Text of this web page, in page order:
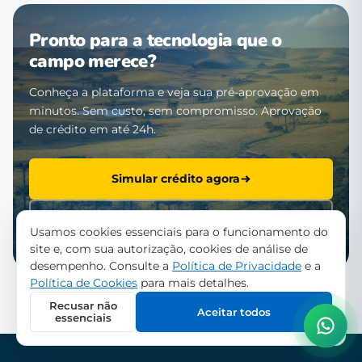
Pronto para a tecnologia que o
campo merece?
Conheça a plataforma e veja sua pré-aprovação em
minutos. Sem custo, sem compromisso. Aprovação
de crédito em até 24h.
Simular crédito agora
Usamos cookies essenciais para o funcionamento do
site e, com sua autorização, cookies de análise de
desempenho. Consulte a Política de Privacidade e a
Política de Cookies para mais detalhes.
Recusar não
essenciais
Aceitar todos